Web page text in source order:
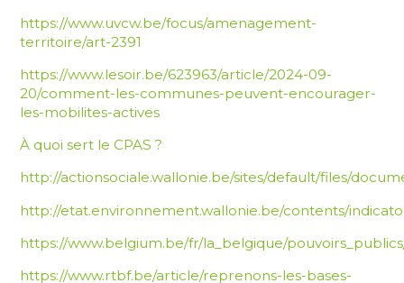
https://www.uvcw.be/focus/amenagement-
territoire/art-2391
https://www.lesoir.be/623963/article/2024-09-
20/comment-les-communes-peuvent-encourager-
les-mobilites-actives
À quoi sert le CPAS ?
http://actionsociale.wallonie.be/sites/default/files/
http://etat.environnement.wallonie.be/contents/
https://www.belgium.be/fr/la_belgique/
https://www.rtbf.be/article/reprenons-les-bases-